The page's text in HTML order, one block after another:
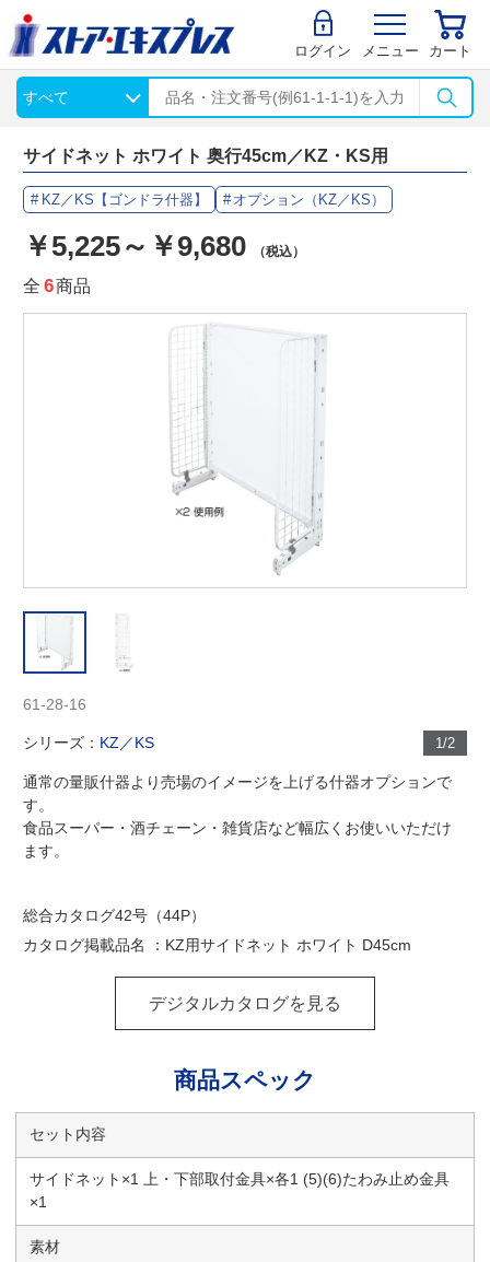
ログイン メニュー カート
サイドネット ホワイト 奥行45cm／KZ・KS用
KZ／KS【ゴンドラ什器】 オプション（KZ／KS）
￥5,225～￥9,680 （税込）
全 6商品
1/2
61-28-16
シリーズ： KZ／KS
通常の量販什器より売場のイメージを上げる什器オプションで
す。
食品スーパー・酒チェーン・雑貨店など幅広くお使いいただけ
ます。
総合カタログ42号（44P）
カタログ掲載品名 ：KZ用サイドネット ホワイト D45cm
デジタルカタログを見る
商品スペック
セット内容
サイドネット×1 上・下部取付金具×各1 (5)(6)たわみ止め金具
×1
素材